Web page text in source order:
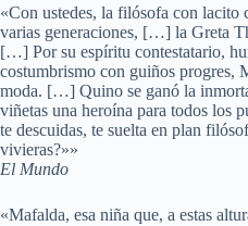
«Con ustedes, la filósofa con lacito
varias generaciones, […] la Greta
[…] Por su espíritu contestatario,
costumbrismo con guiños progres,
moda. […] Quino se ganó la
viñetas una heroína para todos los
te descuidas, te suelta en plan
vivieras?»»
El Mundo
«Mafalda, esa niña que, a estas